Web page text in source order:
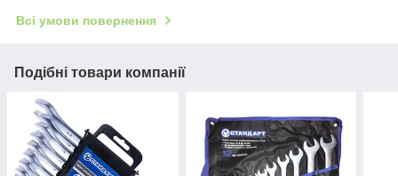
Всі умови повернення
Подібні товари компанії